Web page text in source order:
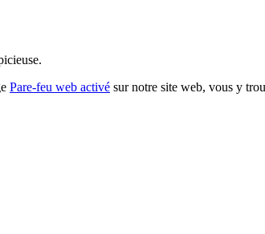
Pare-feu web activé sur notre site web, vous y